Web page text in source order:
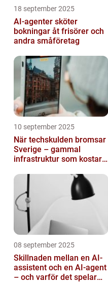
18 september 2025
AI-agenter sköter
bokningar åt frisörer och
andra småföretag
10 september 2025
När techskulden bromsar
Sverige – gammal
infrastruktur som kostar
08 september 2025
Skillnaden mellan en AI-
assistent och en AI-agent
– och varför det spelar